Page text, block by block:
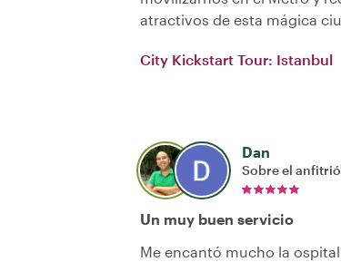
atractivos de esta mágica
City Kickstart Tour: Istanbul
Dan
Sobre el
Un muy buen servicio
Me encantó mucho la